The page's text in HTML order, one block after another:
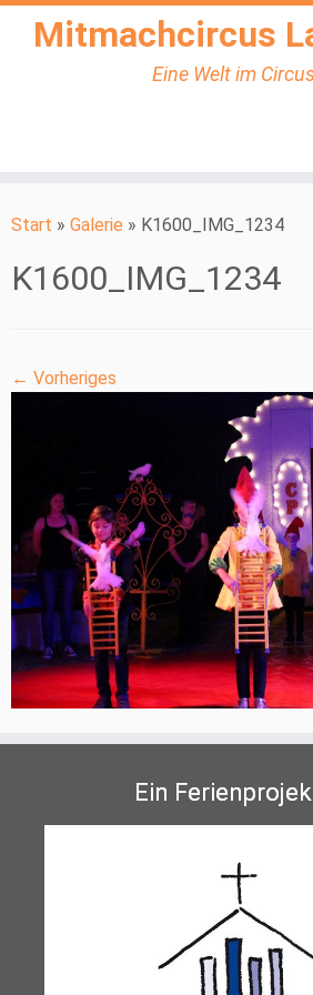
Inhalt
Mitmachcircus
Eine Welt im
Start » Galerie » K1600_IMG_1234
K1600_IMG_1234
← Vorheriges
Ein